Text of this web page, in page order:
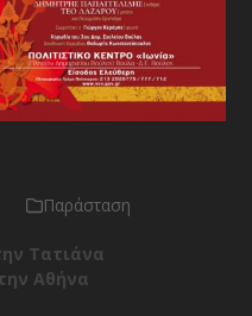
Παράσταση
Τατιάνα
Αθήνα